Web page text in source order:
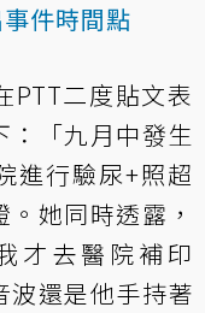
件時間點
PTT二度貼文表
：「九月中發生
進行驗尿+照超
她同時透露，
才去醫院補印
波還是他手持著